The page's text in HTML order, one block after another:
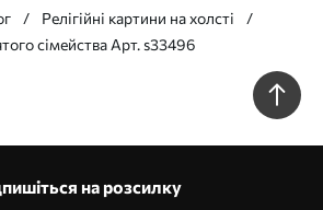
Релігійні картини на холсті
сімейства Арт. s33496
на розсилку